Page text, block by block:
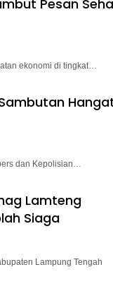
Pesan
ekonomi di tingkat…
dan Kepolisian…
Lamteng
Siaga
Lampung Tengah